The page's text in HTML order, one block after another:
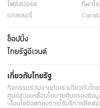
ไฟต์สปอร์ต
กีฬาโ
แกลเลอรี่
ช็อปปิ้ง
ไทยรัฐอีเวนต์
เกี่ยวกับไทยรัฐ
กิจกรรมร่วมงานกับเราเกี่ยวกับไท
ศูนย์ช่วยเหลือนโยบายคุ้มครองข้อ
เงื่อนไขข้อตกลงการใช้บริการติดต่อ